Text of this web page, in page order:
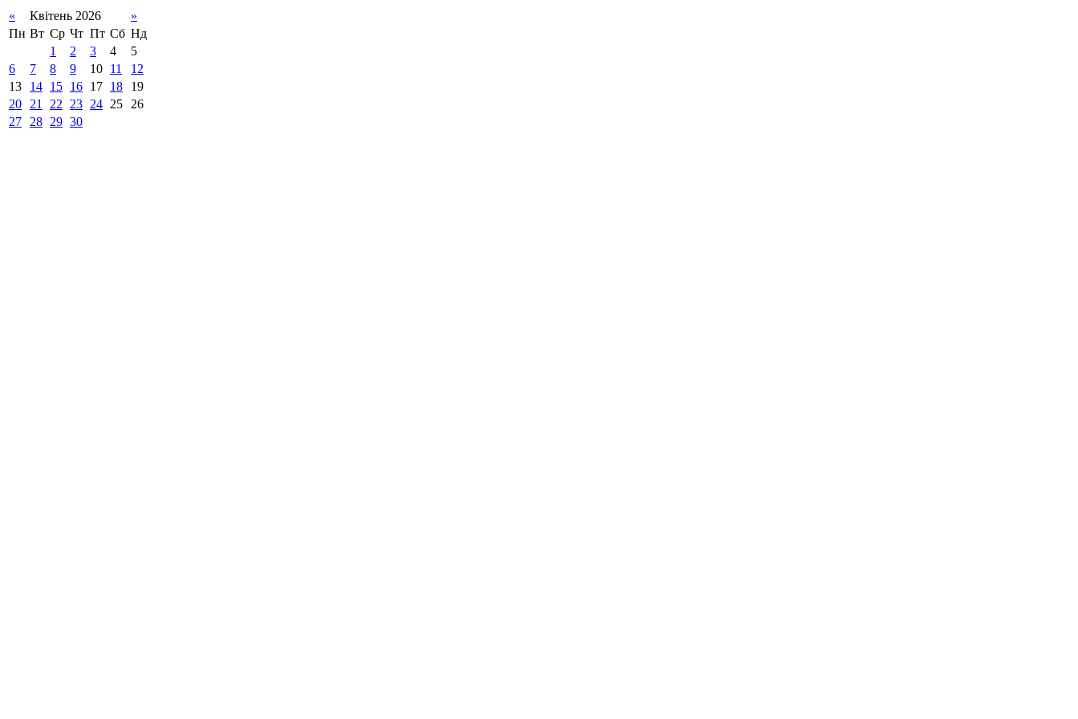
« Квітень 2026
»
Пн Вт Ср Чт Пт Сб Нд
1
2 3 4
5
6
7 8 9 10 11
12
13
14 15 16 17 18
19
20
21 22 23 24 25
26
27
28 29 30